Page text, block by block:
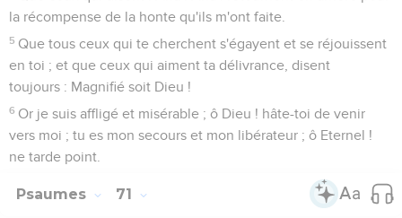
la récompense de la honte qu'ils m'ont faite.
5 Que tous ceux qui te cherchent s'égayent et se réjouissent
en toi ; et que ceux qui aiment ta délivrance, disent
toujours : Magnifié soit Dieu !
6 Or je suis affligé et misérable ; ô Dieu ! hâte-toi de venir
vers moi ; tu es mon secours et mon libérateur ; ô Eternel !
ne tarde point.
Psaumes 71